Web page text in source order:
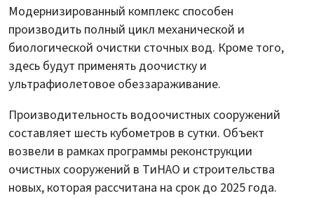
Модернизированный комплекс способен
производить полный цикл механической и
биологической очистки сточных вод. Кроме того,
здесь будут применять доочистку и
ультрафиолетовое обеззараживание.
Производительность водоочистных сооружений
составляет шесть кубометров в сутки. Объект
возвели в рамках программы реконструкции
очистных сооружений в ТиНАО и строительства
новых, которая рассчитана на срок до 2025 года.